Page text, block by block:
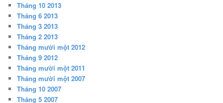
Tháng 10 2013
Tháng 6 2013
Tháng 3 2013
Tháng 2 2013
Tháng mười một 2012
Tháng 9 2012
Tháng mười một 2011
Tháng mười một 2007
Tháng 10 2007
Tháng 5 2007